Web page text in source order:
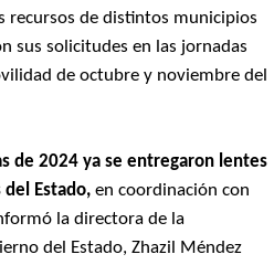
recursos de distintos municipios
sus solicitudes en las jornadas
de octubre y noviembre del
de 2024 ya se entregaron lentes
Estado, en coordinación con
la directora de la
del Estado, Zhazil Méndez